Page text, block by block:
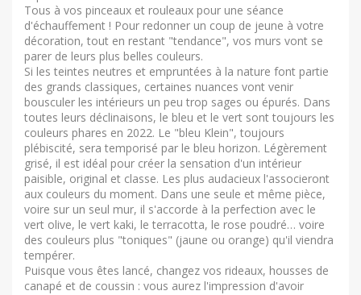
Tous à vos pinceaux et rouleaux pour une séance
d'échauffement ! Pour redonner un coup de jeune à votre
décoration, tout en restant "tendance", vos murs vont se
parer de leurs plus belles couleurs.
Si les teintes neutres et empruntées à la nature font partie
des grands classiques, certaines nuances vont venir
bousculer les intérieurs un peu trop sages ou épurés. Dans
toutes leurs déclinaisons, le bleu et le vert sont toujours les
couleurs phares en 2022. Le "bleu Klein", toujours
plébiscité, sera temporisé par le bleu horizon. Légèrement
grisé, il est idéal pour créer la sensation d'un intérieur
paisible, original et classe. Les plus audacieux l'associeront
aux couleurs du moment. Dans une seule et même pièce,
voire sur un seul mur, il s'accorde à la perfection avec le
vert olive, le vert kaki, le terracotta, le rose poudré… voire
des couleurs plus "toniques" (jaune ou orange) qu'il viendra
tempérer.
Puisque vous êtes lancé, changez vos rideaux, housses de
canapé et de coussin : vous aurez l'impression d'avoir